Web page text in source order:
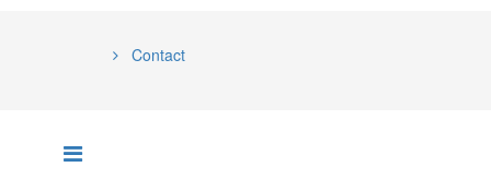
Contact